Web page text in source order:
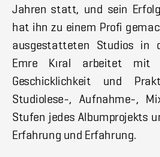
Jahren statt, und sein
hat ihn zu einem Profi
ausgestatteten Studios in
Emre Kıral arbeitet mit
Geschicklichkeit und
Studiolese-, Aufnahme-,
Stufen jedes Albumprojekts
Erfahrung und Erfahrung.